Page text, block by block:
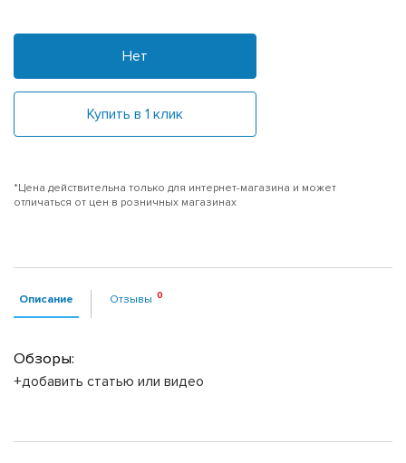
Нет
Купить в 1 клик
*Цена действительна только для интернет-магазина и может
отличаться от цен в розничных магазинах
Описание Отзывы
Обзоры:
+добавить статью или видео